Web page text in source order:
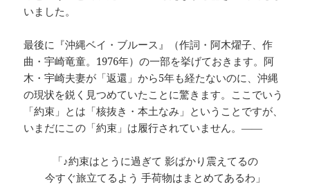
いました。
最後に『沖縄ベイ・ブルース』（作詞・阿木燿子、作
曲・宇崎竜童。1976年）の一部を挙げておきます。阿
木・宇崎夫妻が「返還」から5年も経たないのに、沖縄
の現状を鋭く見つめていたことに驚きます。ここでいう
「約束」とは「核抜き・本土なみ」ということですが、
いまだにこの「約束」は履行されていません。――
「♪約束はとうに過ぎて 影ばかり震えてるの
今すぐ旅立てるよう 手荷物はまとめてあるわ」